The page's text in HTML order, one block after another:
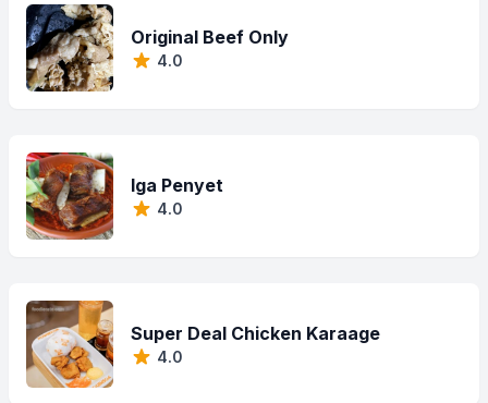
Original Beef Only
4.0
Iga Penyet
4.0
Super Deal Chicken Karaage
4.0